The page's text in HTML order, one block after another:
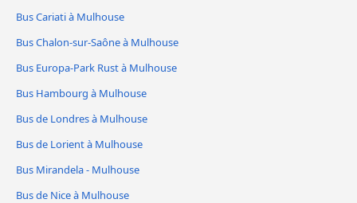
Bus Cariati à Mulhouse
Bus Chalon-sur-Saône à Mulhouse
Bus Europa-Park Rust à Mulhouse
Bus Hambourg à Mulhouse
Bus de Londres à Mulhouse
Bus de Lorient à Mulhouse
Bus Mirandela - Mulhouse
Bus de Nice à Mulhouse